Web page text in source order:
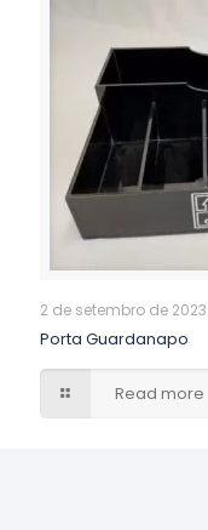
2 de setembro de 2023
Porta Guardanapo
Read more